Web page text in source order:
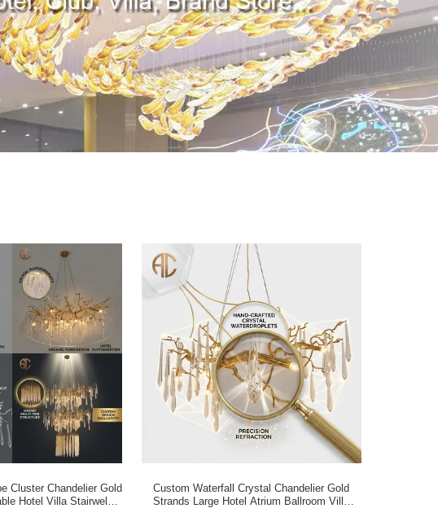
Cluster Chandelier Gold
Hotel Villa Stairwell
Custom Waterfall Crystal Chandelier Gold
Strands Large Hotel Atrium Ballroom Villa